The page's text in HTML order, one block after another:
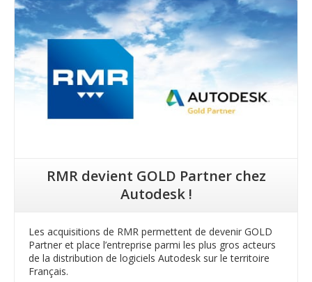
Lire la suite
RMR devient GOLD Partner chez
Autodesk !
Les acquisitions de RMR permettent de devenir GOLD
Partner et place l’entreprise parmi les plus gros acteurs
de la distribution de logiciels Autodesk sur le territoire
Français.